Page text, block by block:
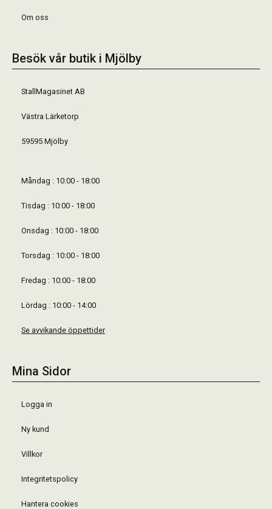
Om oss
Besök vår butik i Mjölby
StallMagasinet AB
Västra Lärketorp
59595 Mjölby
Måndag : 10:00 - 18:00
Tisdag : 10:00 - 18:00
Onsdag : 10:00 - 18:00
Torsdag : 10:00 - 18:00
Fredag : 10:00 - 18:00
Lördag : 10:00 - 14:00
Se avvikande öppettider
Mina Sidor
Logga in
Ny kund
Villkor
Integritetspolicy
Hantera cookies